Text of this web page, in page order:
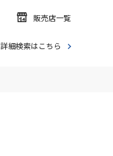
販売店一覧
詳細検索はこちら